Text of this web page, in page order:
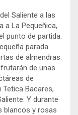
Saliente a las
a La Pequeñica,
punto de partida.
parada
de almendras.
de unas
de
Bacares,
Y durante
blancos y rosas